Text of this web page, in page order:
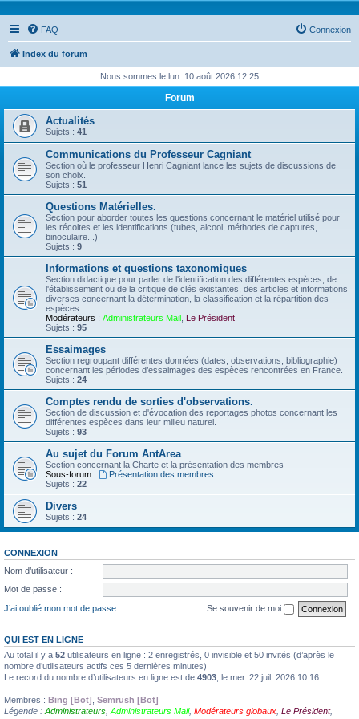
FAQ Connexion
Index du forum
Nous sommes le lun. 10 août 2026 12:25
Forum
Actualités
Sujets : 41
Communications du Professeur Cagniant
Section où le professeur Henri Cagniant lance les sujets de discussions de
son choix.
Sujets : 51
Questions Matérielles.
Section pour aborder toutes les questions concernant le matériel utilisé pour
les récoltes et les identifications (tubes, alcool, méthodes de captures,
binoculaire...)
Sujets : 9
Informations et questions taxonomiques
Section didactique pour parler de l'identification des différentes espèces, de
l'établissement ou de la critique de clés existantes, des articles et informations
diverses concernant la détermination, la classification et la répartition des
espèces.
Modérateurs : Administrateurs Mail Le Président
Sujets : 95
Essaimages
Section regroupant différentes données (dates, observations, bibliographie)
concernant les périodes d’essaimages des espèces rencontrées en France.
Sujets : 24
Comptes rendu de sorties d'observations.
Section de discussion et d'évocation des reportages photos concernant les
différentes espèces dans leur milieu naturel.
Sujets : 93
Au sujet du Forum AntArea
Section concernant la Charte et la présentation des membres
Sous-forum :
Présentation des membres.
Sujets : 22
Divers
Sujets : 24
CONNEXION
Nom d’utilisateur :
Mot de passe :
J’ai oublié mon mot de passe
Se souvenir de moi
QUI EST EN LIGNE
Au total il y a 52 utilisateurs en ligne : 2 enregistrés, 0 invisible et 50 invités (d’après le
nombre d’utilisateurs actifs ces 5 dernières minutes)
Le record du nombre d’utilisateurs en ligne est de 4903 , le mer. 22 juil. 2026 10:16
Membres : Bing [Bot] Semrush [Bot]
Légende : Administrateurs Administrateurs Mail, Modérateurs globaux Le Président,